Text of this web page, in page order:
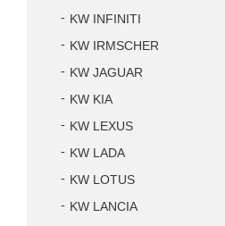
KW INFINITI
KW IRMSCHER
KW JAGUAR
KW KIA
KW LEXUS
KW LADA
KW LOTUS
KW LANCIA